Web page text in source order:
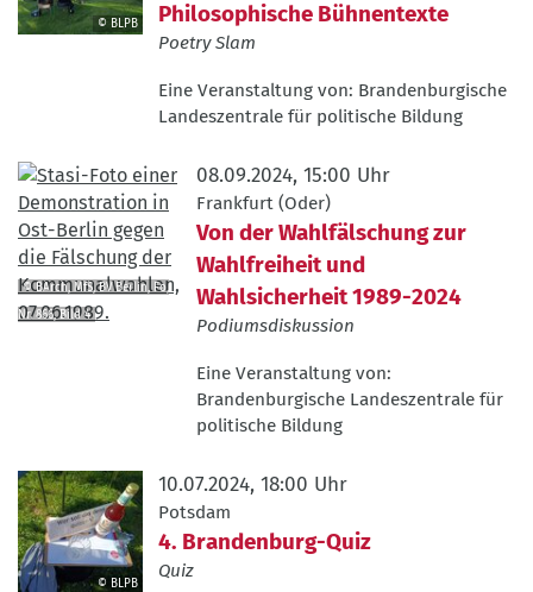
© BLPB
Philosophische Bühnentexte
Poetry Slam
Eine Veranstaltung von: Brandenburgische
Landeszentrale für politische Bildung
Fo,
Nr.
866,
Bild
4
© BArch, MfS, BV Berlin, Fo,
Nr. 866, Bild 4
08.09.2024, 15:00 Uhr
Frankfurt (Oder)
Von der Wahlfälschung zur
Wahlfreiheit und
Wahlsicherheit 1989-2024
Podiumsdiskussion
Eine Veranstaltung von:
Brandenburgische Landeszentrale für
politische Bildung
© BLPB
10.07.2024, 18:00 Uhr
Potsdam
4. Brandenburg-Quiz
Quiz